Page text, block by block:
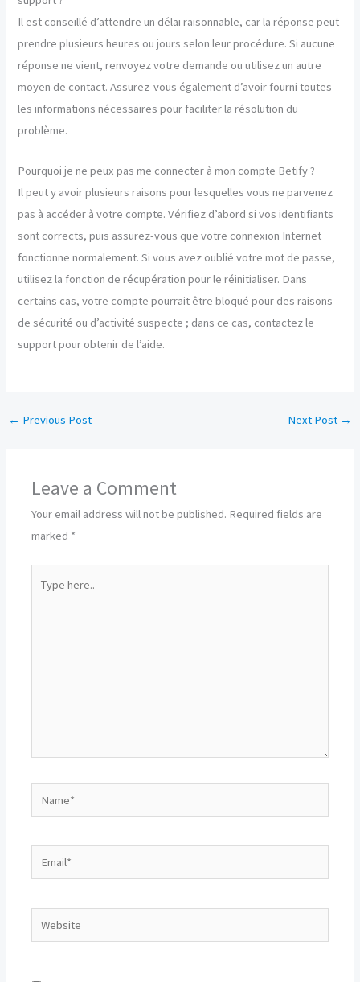
Il est conseillé d’attendre un délai raisonnable, car la réponse peut
prendre plusieurs heures ou jours selon leur procédure. Si aucune
réponse ne vient, renvoyez votre demande ou utilisez un autre
moyen de contact. Assurez-vous également d’avoir fourni toutes
les informations nécessaires pour faciliter la résolution du
problème.
Pourquoi je ne peux pas me connecter à mon compte Betify ?
Il peut y avoir plusieurs raisons pour lesquelles vous ne parvenez
pas à accéder à votre compte. Vérifiez d’abord si vos identifiants
sont corrects, puis assurez-vous que votre connexion Internet
fonctionne normalement. Si vous avez oublié votre mot de passe,
utilisez la fonction de récupération pour le réinitialiser. Dans
certains cas, votre compte pourrait être bloqué pour des raisons
de sécurité ou d’activité suspecte ; dans ce cas, contactez le
support pour obtenir de l’aide.
← Previous Post Next Post →
Leave a Comment
Your email address will not be published. Required fields are
marked *
here..
Website